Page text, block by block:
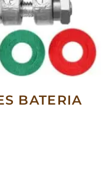
BATERIA